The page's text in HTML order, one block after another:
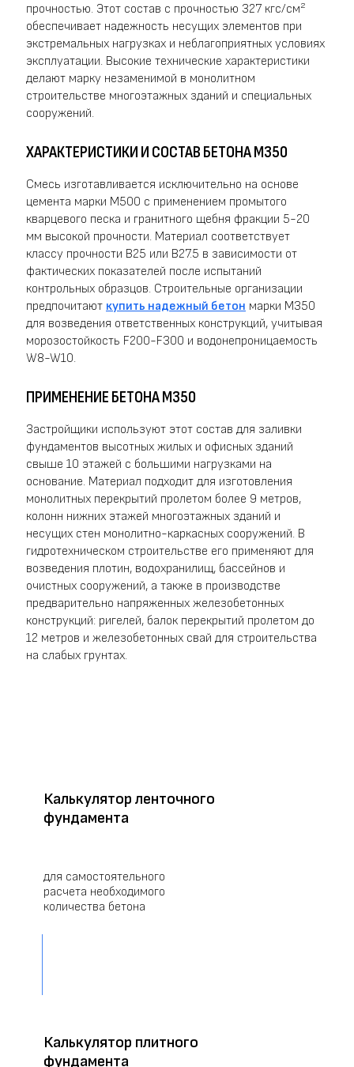
прочностью. Этот состав с прочностью 327 кгс/см²
обеспечивает надежность несущих элементов при
экстремальных нагрузках и неблагоприятных условиях
эксплуатации. Высокие технические характеристики
делают марку незаменимой в монолитном
строительстве многоэтажных зданий и специальных
сооружений.
ХАРАКТЕРИСТИКИ И СОСТАВ БЕТОНА М350
Смесь изготавливается исключительно на основе
цемента марки М500 с применением промытого
кварцевого песка и гранитного щебня фракции 5-20
мм высокой прочности. Материал соответствует
классу прочности B25 или B27.5 в зависимости от
фактических показателей после испытаний
контрольных образцов. Строительные организации
предпочитают купить надежный бетон марки М350
для возведения ответственных конструкций, учитывая
морозостойкость F200-F300 и водонепроницаемость
W8-W10.
ПРИМЕНЕНИЕ БЕТОНА М350
Застройщики используют этот состав для заливки
фундаментов высотных жилых и офисных зданий
свыше 10 этажей с большими нагрузками на
основание. Материал подходит для изготовления
монолитных перекрытий пролетом более 9 метров,
колонн нижних этажей многоэтажных зданий и
несущих стен монолитно-каркасных сооружений. В
гидротехническом строительстве его применяют для
возведения плотин, водохранилищ, бассейнов и
очистных сооружений, а также в производстве
предварительно напряженных железобетонных
конструкций: ригелей, балок перекрытий пролетом до
12 метров и железобетонных свай для строительства
на слабых грунтах.
Калькулятор ленточного
фундамента
для самостоятельного
расчета необходимого
количества бетона
Калькулятор плитного
фундамента